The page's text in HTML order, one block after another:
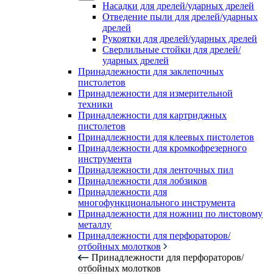
Насадки для дрелей/ударных дрелей
Отведение пыли для дрелей/ударных
дрелей
Рукоятки для дрелей/ударных дрелей
Сверлильные стойки для дрелей/
ударных дрелей
Принадлежности для заклепочных
пистолетов
Принадлежности для измерительной
техники
Принадлежности для картриджных
пистолетов
Принадлежности для клеевых пистолетов
Принадлежности для кромкофрезерного
инструмента
Принадлежности для ленточных пил
Принадлежности для лобзиков
Принадлежности для
многофункционального инструмента
Принадлежности для ножниц по листовому
металлу
Принадлежности для перфораторов/
отбойных молотков
Принадлежности для перфораторов/
отбойных молотков